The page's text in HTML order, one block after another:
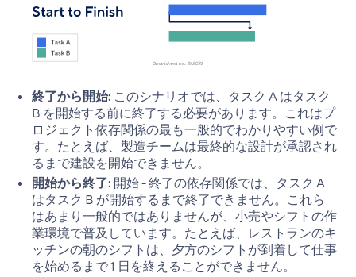
終了から開始: このシナリオでは、タスク A はタスク
B を開始する前に終了する必要があります。これはプ
ロジェクト依存関係の最も一般的でわかりやすい例で
す。たとえば、製造チームは最終的な設計が承認され
るまで建設を開始できません。
開始から終了: 開始 - 終了の依存関係では、タスク A
はタスク B が開始するまで終了できません。これら
はあまり一般的ではありませんが、小売やシフトの作
業環境で普及しています。たとえば、レストランのキ
ッチンの朝のシフトは、夕方のシフトが到着して仕事
を始めるまで 1 日を終えることができません。